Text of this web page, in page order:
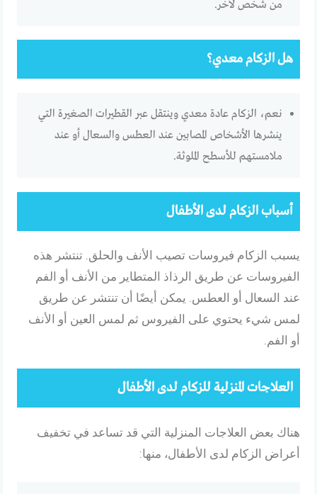
من شخص لآخر.
هل الزكام معدي؟
نعم، الزكام عادة معدي وينتقل عبر القطيرات الصغيرة التي
ينشرها الأشخاص المصابين عند العطس والسعال أو عند
ملامستهم للأسطح الملوثة.
أسباب الزكام لدى الأطفال
يسبب الزكام فيروسات تصيب الأنف والحلق. تنتشر هذه
الفيروسات عن طريق الرذاذ المتطاير من الأنف أو الفم
عند السعال أو العطس. يمكن أيضًا أن تنتشر عن طريق
لمس شيء يحتوي على الفيروس ثم لمس العين أو الأنف
أو الفم.
العلاجات المنزلية للزكام لدى الأطفال
هناك بعض العلاجات المنزلية التي قد تساعد في تخفيف
أعراض الزكام لدى الأطفال، منها: